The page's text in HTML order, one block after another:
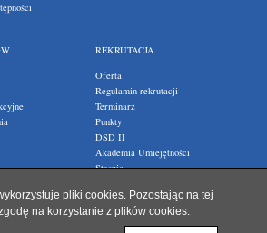
REKRUTACJA
Oferta
Regulamin rekrutacji
Terminarz
Punkty
DSD II
Akademia Umiejętności
Staszic
pliki cookies. Pozostając na tej
na korzystanie z plików cookies.